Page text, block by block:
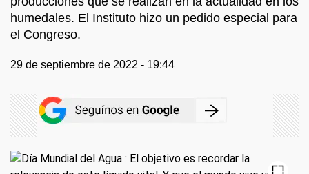
humedales. El Instituto hizo un pedido especial para
el Congreso.
29 de septiembre de 2022 - 19:44